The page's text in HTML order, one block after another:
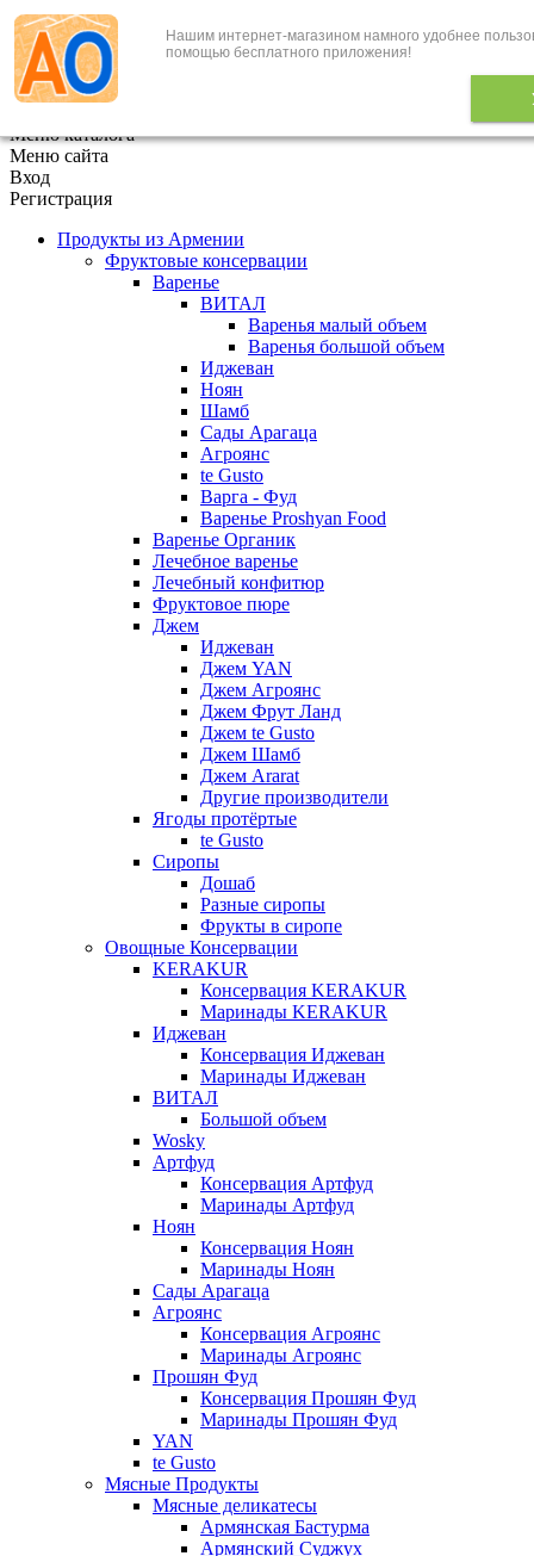
Нашим интернет-магазином намного удобнее
помощью бесплатного приложения!
+7 (495) 646-888-1
В корзине 0 товаров
Меню каталога
Меню сайта
Вход
Регистрация
Продукты из Армении
Фруктовые консервации
Варенье
ВИТАЛ
Варенья малый объем
Варенья большой объем
Иджеван
Ноян
Шамб
Сады Арагаца
Агроянс
te Gusto
Варга - Фуд
Варенье Proshyan Food
Варенье Органик
Лечебное варенье
Лечебный конфитюр
Фруктовое пюре
Джем
Иджеван
Джем YAN
Джем Агроянс
Джем Фрут Ланд
Джем te Gusto
Джем Шамб
Джем Ararat
Другие производители
Ягоды протёртые
te Gusto
Сиропы
Дошаб
Разные сиропы
Фрукты в сиропе
Овощные Консервации
KERAKUR
Консервация KERAKUR
Маринады KERAKUR
Иджеван
Консервация Иджеван
Маринады Иджеван
ВИТАЛ
Большой объем
Wosky
Артфуд
Консервация Артфуд
Маринады Артфуд
Ноян
Консервация Ноян
Маринады Ноян
Сады Арагаца
Агроянс
Консервация Агроянс
Маринады Агроянс
Прошян Фуд
Консервация Прошян Фуд
Маринады Прошян Фуд
YAN
te Gusto
Мясные Продукты
Мясные деликатесы
Армянская Бастурма
Армянский Суджух